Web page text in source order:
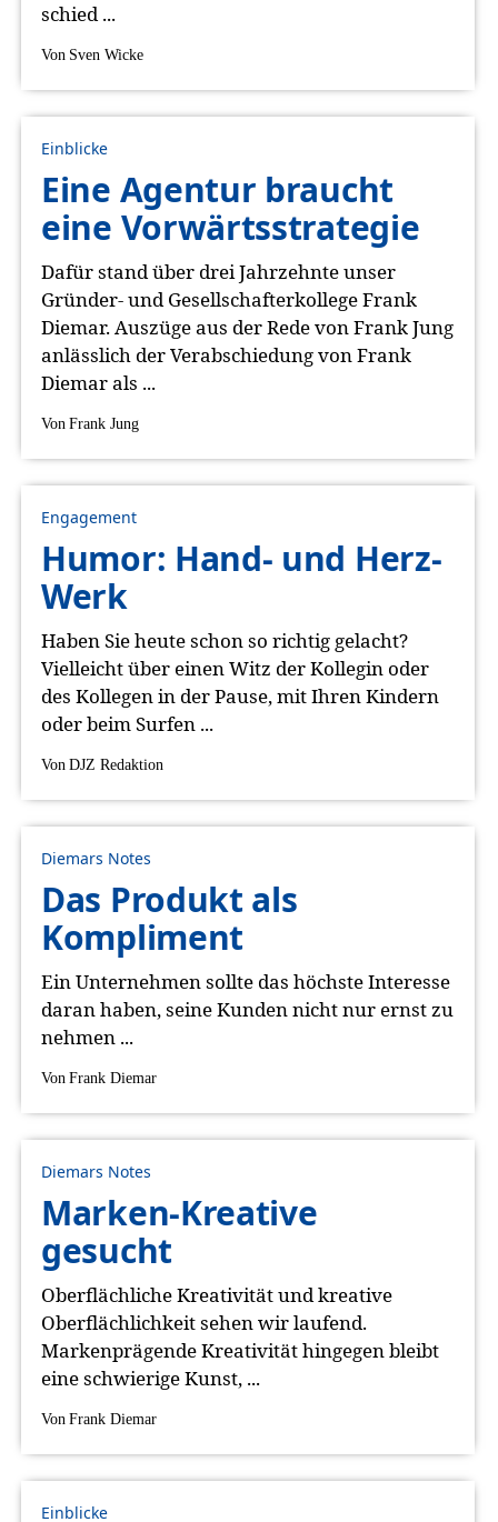
schied ...
Von Sven Wicke
Einblicke
Eine Agentur braucht
eine Vorwärtsstrategie
Dafür stand über drei Jahrzehnte unser
Gründer- und Gesellschafterkollege Frank
Diemar. Auszüge aus der Rede von Frank Jung
anlässlich der Verabschiedung von Frank
Diemar als ...
Von Frank Jung
Engagement
Humor: Hand- und Herz-
Werk
Haben Sie heute schon so richtig gelacht?
Vielleicht über einen Witz der Kollegin oder
des Kollegen in der Pause, mit Ihren Kindern
oder beim Surfen ...
Von DJZ Redaktion
Diemars Notes
Das Produkt als
Kompliment
Ein Unternehmen sollte das höchste Interesse
daran haben, seine Kunden nicht nur ernst zu
nehmen ...
Von Frank Diemar
Diemars Notes
Marken-Kreative
gesucht
Oberflächliche Kreativität und kreative
Oberflächlichkeit sehen wir laufend.
Markenprägende Kreativität hingegen bleibt
eine schwierige Kunst, ...
Von Frank Diemar
Einblicke